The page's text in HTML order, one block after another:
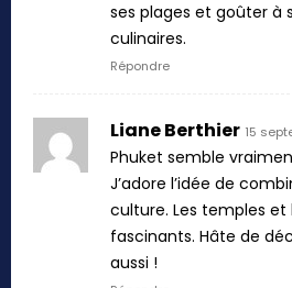
ses plages et goûter à
culinaires.
Répondre
Liane Berthier 15
Phuket semble
J’adore l’idée de
culture. Les temples et
fascinants. Hâte de
aussi !